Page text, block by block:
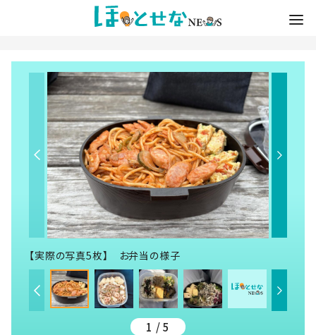
【実際の写真5枚】 お弁当の様子
1 / 5